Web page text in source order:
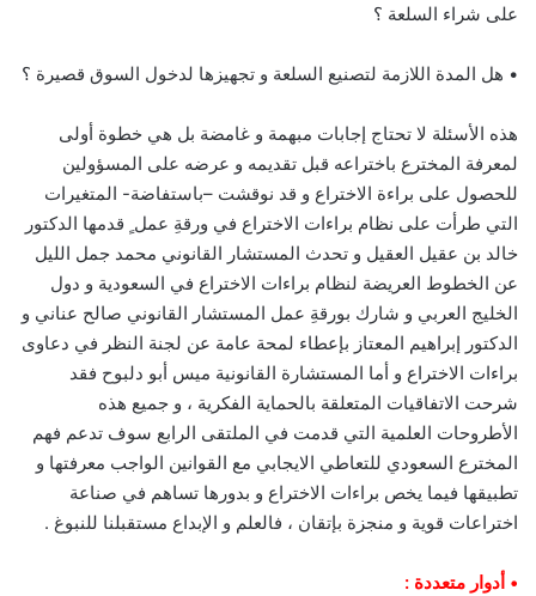
على شراء السلعة ؟
• هل المدة اللازمة لتصنيع السلعة و تجهيزها لدخول السوق قصيرة ؟
هذه الأسئلة لا تحتاج إجابات مبهمة و غامضة بل هي خطوة أولى
لمعرفة المخترع باختراعه قبل تقديمه و عرضه على المسؤولين
للحصول على براءة الاختراع و قد نوقشت –باستفاضة- المتغيرات
التي طرأت على نظام براءات الاختراع في ورقةِ عمل ٍ قدمها الدكتور
خالد بن عقيل العقيل و تحدث المستشار القانوني محمد جمل الليل
عن الخطوط العريضة لنظام براءات الاختراع في السعودية و دول
الخليج العربي و شارك بورقةِ عمل المستشار القانوني صالح عناني و
الدكتور إبراهيم المعتاز بإعطاء لمحة عامة عن لجنة النظر في دعاوى
براءات الاختراع و أما المستشارة القانونية ميس أبو دلبوح فقد
شرحت الاتفاقيات المتعلقة بالحماية الفكرية ، و جميع هذه
الأطروحات العلمية التي قدمت في الملتقى الرابع سوف تدعم فهم
المخترع السعودي للتعاطي الايجابي مع القوانين الواجب معرفتها و
تطبيقها فيما يخص براءات الاختراع و بدورها تساهم في صناعة
اختراعات قوية و منجزة بإتقان ، فالعلم و الإبداع مستقبلنا للنبوغ .
• أدوار متعددة :